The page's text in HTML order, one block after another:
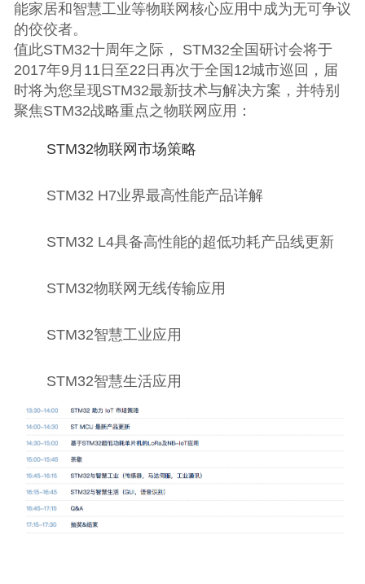
能家居和智慧工业等物联网核心应用中成为无可争议
的佼佼者。
值此STM32十周年之际， STM32全国研讨会将于
2017年9月11日至22日再次于全国12城市巡回，届
时将为您呈现STM32最新技术与解决方案，并特别
聚焦STM32战略重点之物联网应用：
STM32物联网市场策略
STM32 H7业界最高性能产品详解
STM32 L4具备高性能的超低功耗产品线更新
STM32物联网无线传输应用
STM32智慧工业应用
STM32智慧生活应用